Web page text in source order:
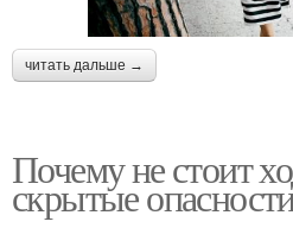
читать дальше →
Почему не стоит
скрытые